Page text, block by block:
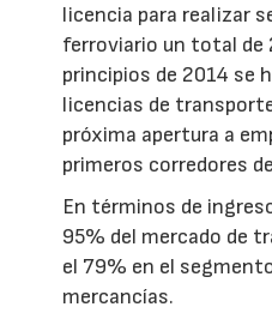
licencia para realizar
ferroviario un total de
principios de 2014 se
licencias de
próxima apertura a
primeros corredores
En términos de
95% del mercado de
el 79% en el
mercancías.